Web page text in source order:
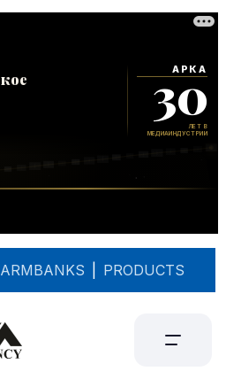
ARMBANKS PRODUCTS